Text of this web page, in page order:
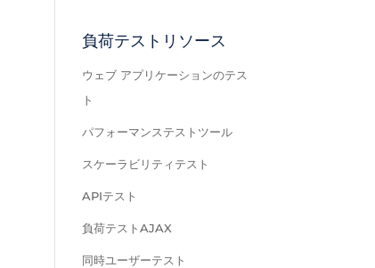
負荷テストリソース
ウェブ アプリケーションのテス
ト
パフォーマンステストツール
スケーラビリティテスト
APIテスト
負荷テストAJAX
同時ユーザーテスト